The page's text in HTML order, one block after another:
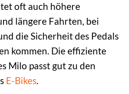
oft auch höhere
längere Fahrten, bei
die Sicherheit des Pedals
kommen. Die effiziente
Milo passt gut zu den
E-Bikes.